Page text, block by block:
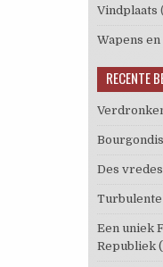
Vindplaats
Wapens
RECENTE
Des vredes
Een uniek
Republiek